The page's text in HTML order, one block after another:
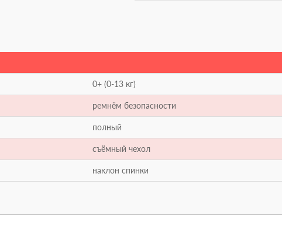
0+ (0-13 кг)
ремнём безопасности
полный
съёмный чехол
наклон спинки